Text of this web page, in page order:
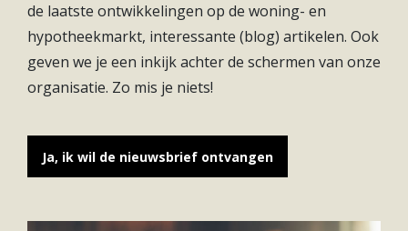
Hypotheekadvies
Hypotheek oversluiten
Starterslening
Financiële check
Duurzame hypotheek
de laatste ontwikkelingen op de woning- en
hypotheekmarkt, interessante (blog) artikelen. Ook
geven we je een inkijk achter de schermen van onze
organisatie. Zo mis je niets!
Ja, ik wil de nieuwsbrief ontvangen